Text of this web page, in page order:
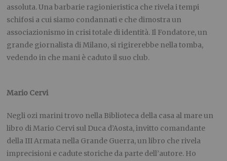
assoluta. Una barbarie ragionieristica che rivela i tempi
schifosi a cui siamo condannati e che dimostra un
associazionismo in crisi totale di identità. Il Fondatore, un
grande giornalista di Milano, si rigirerebbe nella tomba,
vedendo in che mani è caduto il suo club.
Mario Cervi
Negli ozi marini trovo nella Biblioteca della casa al mare un
libro di Mario Cervi sul Duca d’Aosta, invitto comandante
della III Armata nella Grande Guerra, un libro che rivela
imprecisioni e cadute storiche da parte dell’autore. Ho